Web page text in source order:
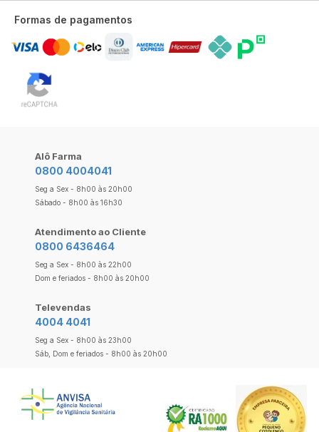
Formas de pagamentos
Alô Farma
0800 4004041
Seg a Sex - 8h00 às 20h00
Sábado - 8h00 às 16h30
Atendimento ao Cliente
0800 6436464
Seg a Sex - 8h00 às 22h00
Dom e feriados - 8h00 às 20h00
Televendas
4004 4041
Seg a Sex - 8h00 às 23h00
Sáb, Dom e feriados - 8h00 às 20h00